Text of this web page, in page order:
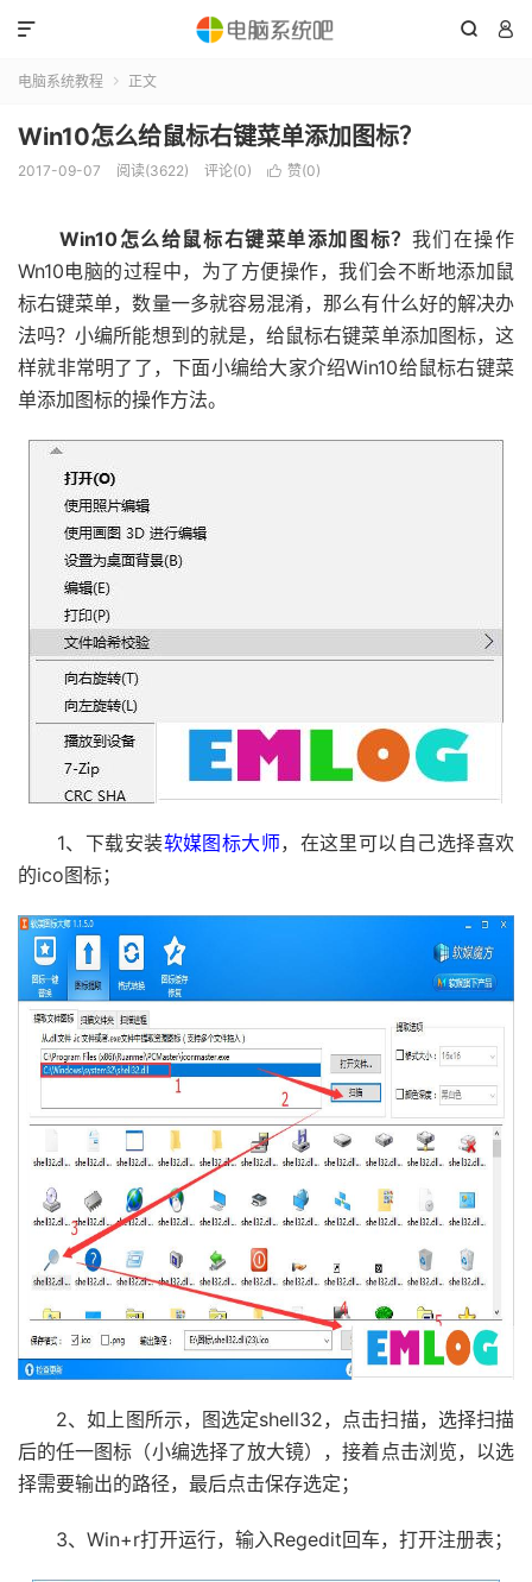
 

电脑系统教程  正文
Win10怎么给鼠标右键菜单添加图标？
2017-09-07 阅读(3622) 评论(0)  赞(0)
Win10怎么给鼠标右键菜单添加图标？ 我们在操作
Wn10电脑的过程中，为了方便操作，我们会不断地添加鼠
标右键菜单，数量一多就容易混淆，那么有什么好的解决办
法吗？小编所能想到的就是，给鼠标右键菜单添加图标，这
样就非常明了了，下面小编给大家介绍Win10给鼠标右键菜
单添加图标的操作方法。
1、下载安装软媒图标大师，在这里可以自己选择喜欢
的ico图标；
2、如上图所示，图选定shell32，点击扫描，选择扫描
后的任一图标（小编选择了放大镜），接着点击浏览，以选
择需要输出的路径，最后点击保存选定；
3、Win+r打开运行，输入Regedit回车，打开注册表；